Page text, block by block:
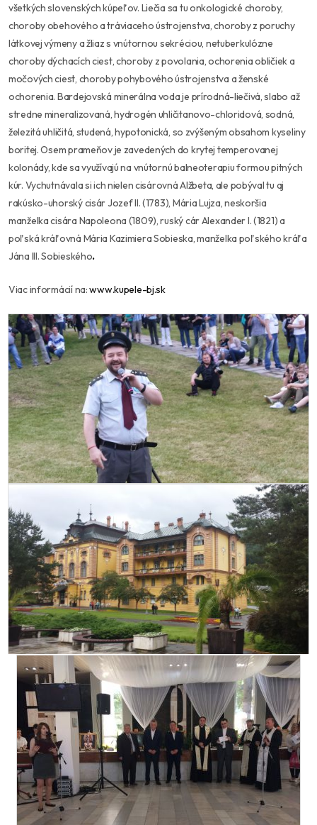
všetkých slovenských kúpeľov. Liečia sa tu onkologické choroby,
choroby obehového a tráviaceho ústrojenstva, choroby z poruchy
látkovej výmeny a žliaz s vnútornou sekréciou, netuberkulózne
choroby dýchacích ciest, choroby z povolania, ochorenia obličiek a
močových ciest, choroby pohybového ústrojenstva a ženské
ochorenia. Bardejovská minerálna voda je prírodná-liečivá, slabo až
stredne mineralizovaná, hydrogén uhličitanovo-chloridová, sodná,
železitá uhličitá, studená, hypotonická, so zvýšeným obsahom kyseliny
boritej. Osem prameňov je zavedených do krytej temperovanej
kolonády, kde sa využívajú na vnútornú balneoterapiu formou pitných
kúr. Vychutnávala si ich nielen cisárovná Alžbeta, ale pobýval tu aj
rakúsko-uhorský cisár Jozef II. (1783), Mária Lujza, neskoršia
manželka cisára Napoleona (1809), ruský cár Alexander I. (1821) a
poľská kráľovná Mária Kazimiera Sobieska, manželka poľského kráľa
Jána III. Sobieského.
Viac informácií na:www.kupele-bj.sk